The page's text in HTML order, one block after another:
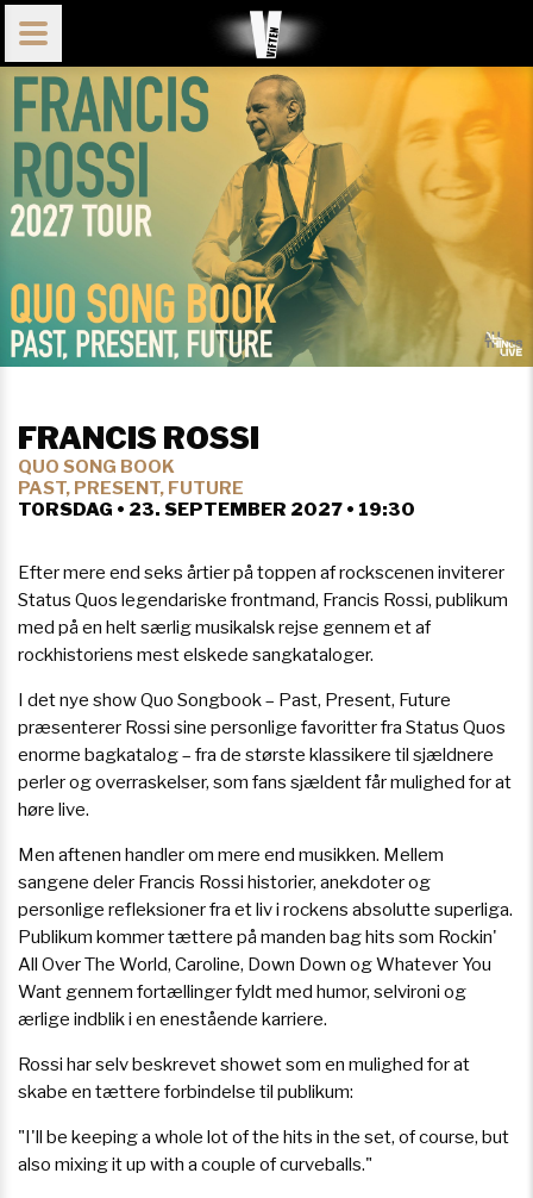
FRANCIS ROSSI
QUO SONG BOOK
PAST, PRESENT, FUTURE
TORSDAG • 23. SEPTEMBER 2027 • 19:30
Efter mere end seks årtier på toppen af rockscenen inviterer
Status Quos legendariske frontmand, Francis Rossi, publikum
med på en helt særlig musikalsk rejse gennem et af
rockhistoriens mest elskede sangkataloger.
I det nye show Quo Songbook – Past, Present, Future
præsenterer Rossi sine personlige favoritter fra Status Quos
enorme bagkatalog – fra de største klassikere til sjældnere
perler og overraskelser, som fans sjældent får mulighed for at
høre live.
Men aftenen handler om mere end musikken. Mellem
sangene deler Francis Rossi historier, anekdoter og
personlige refleksioner fra et liv i rockens absolutte superliga.
Publikum kommer tættere på manden bag hits som Rockin'
All Over The World, Caroline, Down Down og Whatever You
Want gennem fortællinger fyldt med humor, selvironi og
ærlige indblik i en enestående karriere.
Rossi har selv beskrevet showet som en mulighed for at
skabe en tættere forbindelse til publikum:
"I'll be keeping a whole lot of the hits in the set, of course, but
also mixing it up with a couple of curveballs."